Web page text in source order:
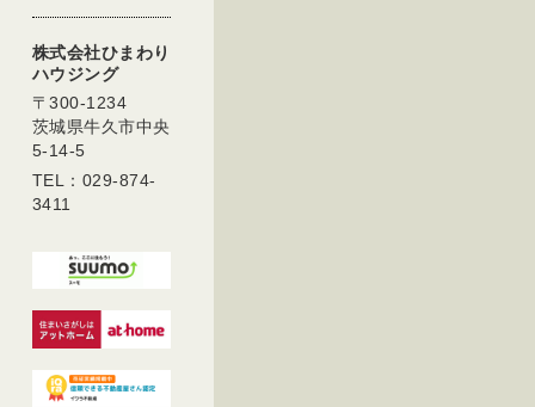
株式会社ひまわり
ハウジング
〒300-1234
茨城県牛久市中央
5-14-5
TEL：029-874-
3411